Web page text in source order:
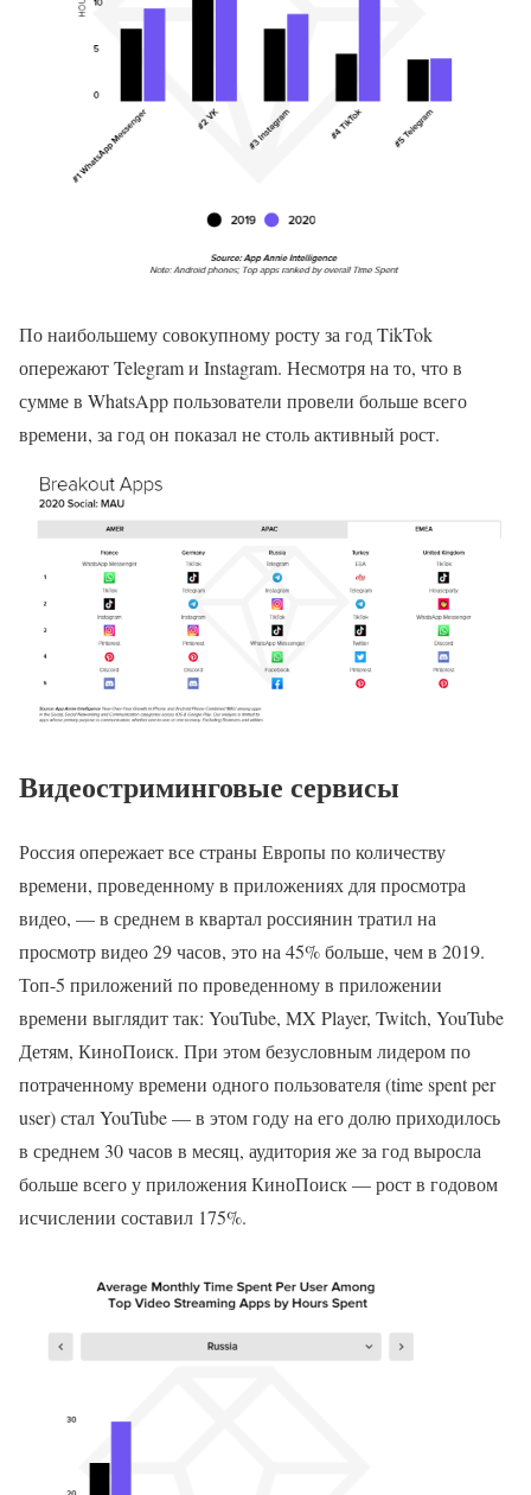
По наибольшему совокупному росту за год TikTok
опережают Telegram и Instagram. Несмотря на то, что в
сумме в WhatsApp пользователи провели больше всего
времени, за год он показал не столь активный рост.
Видеостриминговые сервисы
Россия опережает все страны Европы по количеству
времени, проведенному в приложениях для просмотра
видео, — в среднем в квартал россиянин тратил на
просмотр видео 29 часов, это на 45% больше, чем в 2019.
Топ-5 приложений по проведенному в приложении
времени выглядит так: YouTube, MX Player, Twitch, YouTube
Детям, КиноПоиск. При этом безусловным лидером по
потраченному времени одного пользователя (time spent per
user) стал YouTube — в этом году на его долю приходилось
в среднем 30 часов в месяц, аудитория же за год выросла
больше всего у приложения КиноПоиск — рост в годовом
исчислении составил 175%.